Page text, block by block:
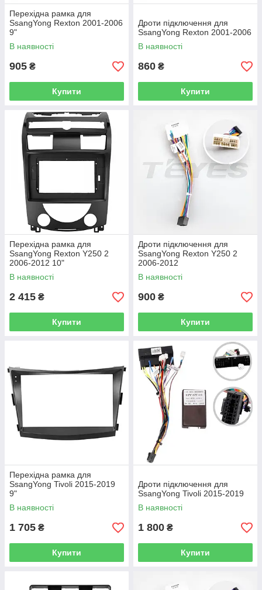
Перехідна рамка для
SsangYong Rexton 2001-2006
9"
В наявності
905 ₴
Купити
Дроти підключення для
SsangYong Rexton 2001-2006
В наявності
860 ₴
Купити
Перехідна рамка для
SsangYong Rexton Y250 2
2006-2012 10"
В наявності
2 415 ₴
Купити
Дроти підключення для
SsangYong Rexton Y250 2
2006-2012
В наявності
900 ₴
Купити
Перехідна рамка для
SsangYong Tivoli 2015-2019
9"
В наявності
1 705 ₴
Купити
Дроти підключення для
SsangYong Tivoli 2015-2019
В наявності
1 800 ₴
Купити